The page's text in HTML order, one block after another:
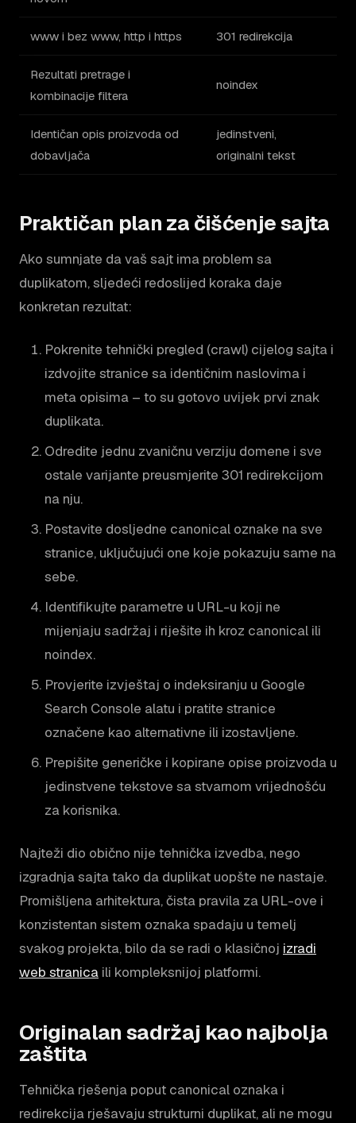
www i bez www, http i https 301 redirekcija
Rezultati pretrage i
kombinacije filtera
noindex
Identičan opis proizvoda od
dobavljača
jedinstveni,
originalni tekst
Praktičan plan za čišćenje sajta
Ako sumnjate da vaš sajt ima problem sa
duplikatom, sljedeći redoslijed koraka daje
konkretan rezultat:
Pokrenite tehnički pregled (crawl) cijelog sajta i
izdvojite stranice sa identičnim naslovima i
meta opisima – to su gotovo uvijek prvi znak
duplikata.
Odredite jednu zvaničnu verziju domene i sve
ostale varijante preusmjerite 301 redirekcijom
na nju.
Postavite dosljedne canonical oznake na sve
stranice, uključujući one koje pokazuju same na
sebe.
Identifikujte parametre u URL-u koji ne
mijenjaju sadržaj i riješite ih kroz canonical ili
noindex.
Provjerite izvještaj o indeksiranju u Google
Search Console alatu i pratite stranice
označene kao alternativne ili izostavljene.
Prepišite generičke i kopirane opise proizvoda u
jedinstvene tekstove sa stvarnom vrijednošću
za korisnika.
Najteži dio obično nije tehnička izvedba, nego
izgradnja sajta tako da duplikat uopšte ne nastaje.
Promišljena arhitektura, čista pravila za URL-ove i
konzistentan sistem oznaka spadaju u temelj
svakog projekta, bilo da se radi o klasičnoj izradi
web stranica ili kompleksnijoj platformi.
Originalan sadržaj kao najbolja
zaštita
Tehnička rješenja poput canonical oznaka i
redirekcija rješavaju strukturni duplikat, ali ne mogu